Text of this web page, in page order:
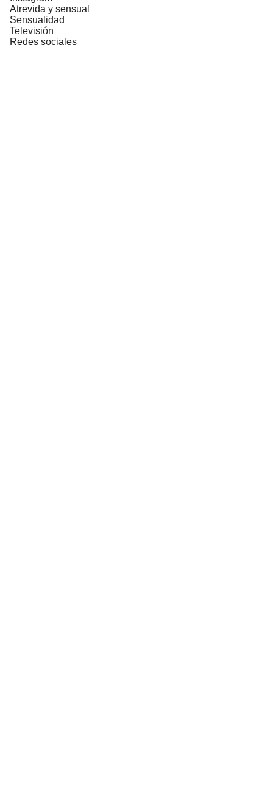
Atrevida y sensual
Sensualidad
Televisión
Redes sociales